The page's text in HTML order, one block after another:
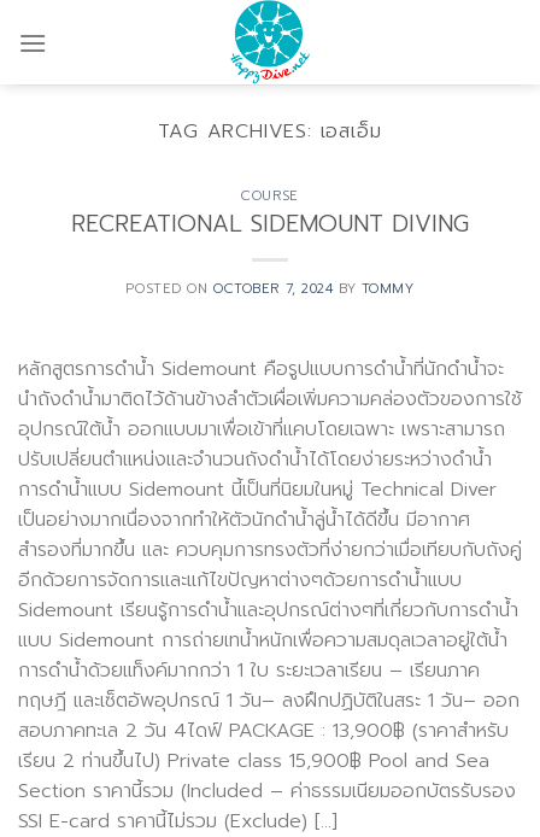
TAG ARCHIVES: เอสเอ็ม
COURSE
RECREATIONAL SIDEMOUNT DIVING
POSTED ONOCTOBER 7, 2024BY TOMMY
หลักสูตรการดำน้ำ Sidemount คือรูปแบบการดำน้ำที่นักดำน้ำจะ
นำถังดำน้ำมาติดไว้ด้านข้างลำตัวเผื่อเพิ่มความคล่องตัวของการใช้
อุปกรณ์ใต้น้ำ ออกแบบมาเพื่อเข้าที่แคบโดยเฉพาะ เพราะสามารถ
ปรับเปลี่ยนตำแหน่งและจำนวนถังดำน้ำได้โดยง่ายระหว่างดำน้ำ
การดำน้ำแบบ Sidemount นี้เป็นที่นิยมในหมู่ Technical Diver
เป็นอย่างมากเนื่องจากทำให้ตัวนักดำน้ำลู่น้ำได้ดีขึ้น มีอากาศ
สำรองที่มากขึ้น และ ควบคุมการทรงตัวที่ง่ายกว่าเมื่อเทียบกับถังคู่
อีกด้วยการจัดการและแก้ไขปัญหาต่างๆด้วยการดำน้ำแบบ
Sidemount เรียนรู้การดำน้ำและอุปกรณ์ต่างๆที่เกี่ยวกับการดำน้ำ
แบบ Sidemount การถ่ายเทน้ำหนักเพื่อความสมดุลเวลาอยู่ใต้น้ำ
การดำน้ำด้วยแท็งค์มากกว่า 1 ใบ ระยะเวลาเรียน – เรียนภาค
ทฤษฎี และเซ็ตอัพอุปกรณ์ 1 วัน– ลงฝึกปฏิบัติในสระ 1 วัน– ออก
สอบภาคทะเล 2 วัน 4ไดฟ์ PACKAGE : 13,900฿ (ราคาสำหรับ
เรียน 2 ท่านขึ้นไป) Private class 15,900฿ Pool and Sea
Section ราคานี้รวม (Included – ค่าธรรมเนียมออกบัตรรับรอง
SSI E-card ราคานี้ไม่รวม (Exclude) […]